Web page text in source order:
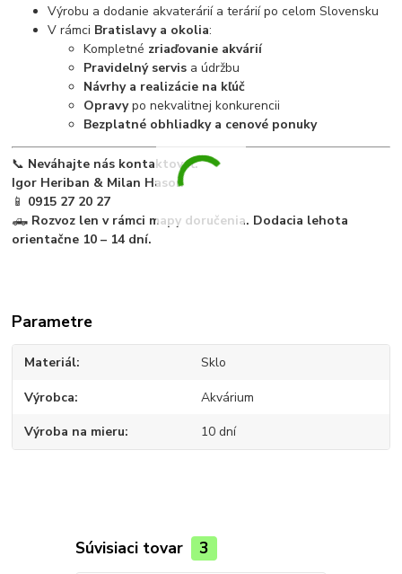
Výrobu a dodanie akvaterárií a terárií po celom Slovensku
V rámci Bratislavy a okolia:
Kompletné zriaďovanie akvárií
Pravidelný servis a údržbu
Návrhy a realizácie na kľúč
Opravypo nekvalitnej konkurencii
Bezplatné obhliadky a cenové ponuky
📞 Neváhajte nás kontaktovať:
Igor Heriban & Milan Hason
📱 0915 27 20 27
🛻 Rozvoz len v rámci mapy doručenia. Dodacia lehota
orientačne 10 – 14 dní.
Parametre
Materiál Sklo
Výrobca Akvárium
Výroba na mieru 10 dní
Súvisiaci tovar 3